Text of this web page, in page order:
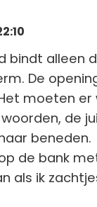
bindt alleen
De
moeten
de
beneden.
de bank
als ik